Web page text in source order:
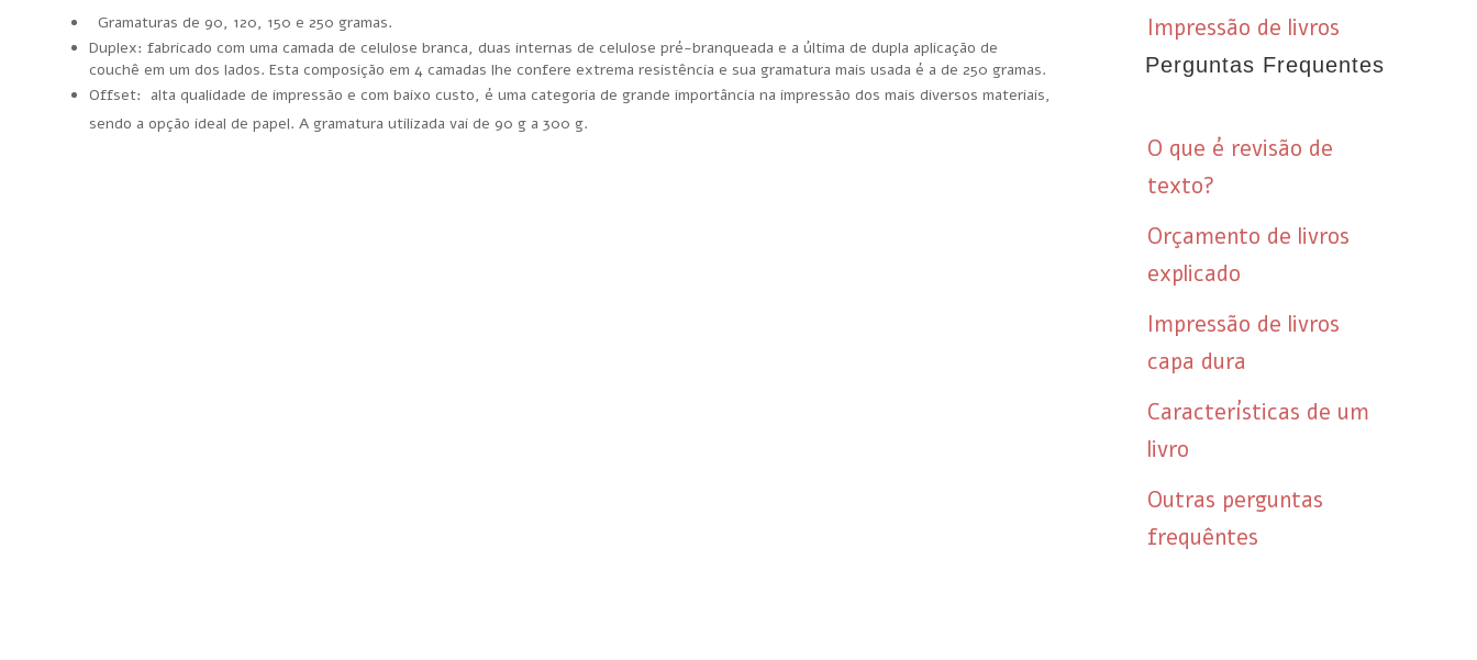
Gramaturas de 90, 120, 150 e 250 gramas.
Duplex: fabricado com uma camada de celulose branca, duas internas de celulose pré-branqueada e a última de dupla aplicação de
couchê em um dos lados. Esta composição em 4 camadas lhe confere extrema resistência e sua gramatura mais usada é a de 250 gramas.
Offset: alta qualidade de impressão e com baixo custo, é uma categoria de grande importância na impressão dos mais diversos materiais,
sendo a opção ideal de papel. A gramatura utilizada vai de 90 g a 300 g.
Impressão de livros
Perguntas Frequentes
O que é revisão de
texto?
Orçamento de livros
explicado
Impressão de livros
capa dura
Características de um
livro
Outras perguntas
frequêntes